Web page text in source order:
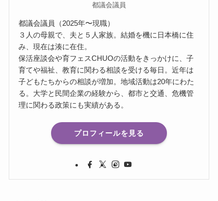
都議会議員
都議会議員（2025年〜現職）
３人の母親で、夫と５人家族。結婚を機に日本橋に住
み、現在は湊に在住。
保活座談会や育フェスCHUOの活動をきっかけに、子
育てや福祉、教育に関わる相談を受ける毎日。近年は
子どもたちからの相談が増加。地域活動は20年にわた
る。大学と民間企業の経験から、都市と交通、危機管
理に関わる政策にも実績がある。
プロフィールを見る